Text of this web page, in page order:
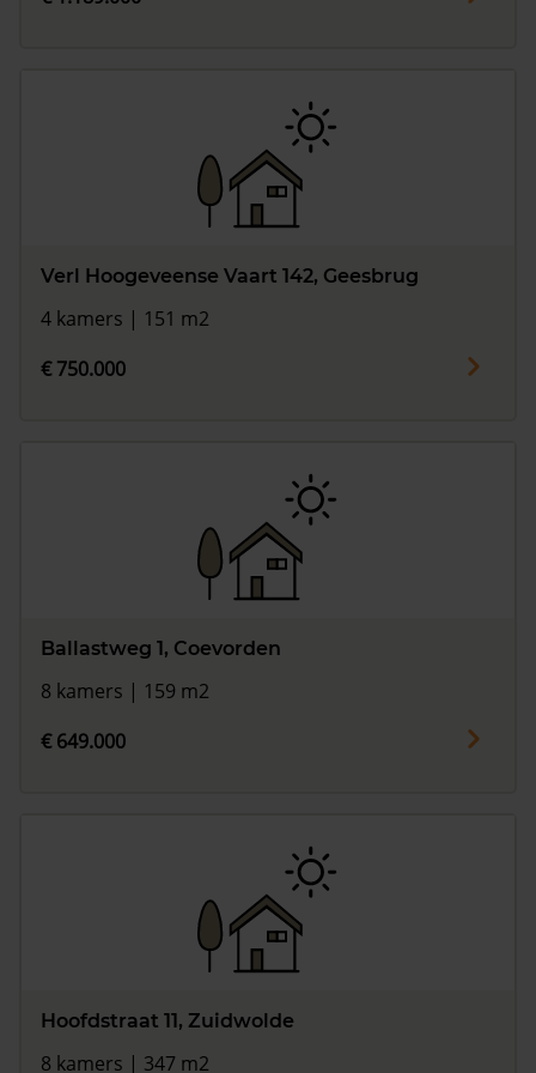
Verl Hoogeveense Vaart 142, Geesbrug
4 kamers | 151 m2
€ 750.000
Ballastweg 1, Coevorden
8 kamers | 159 m2
€ 649.000
Hoofdstraat 11, Zuidwolde
8 kamers | 347 m2